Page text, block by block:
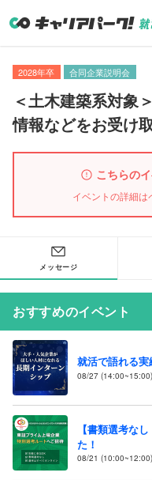
2028年卒 合同企業説明会
＜土木建築系対象
情報などをお受け
こちらの
イベントの詳細は
メッセージ
おすすめのイベント
就活で語れる
08/27 (14:00~15:00)
【書類選考な
た！
08/21 (10:00~12:00)